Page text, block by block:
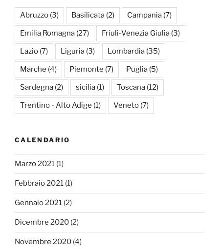
Abruzzo (3) Basilicata (2) Campania (7)
Emilia Romagna (27) Friuli-Venezia Giulia (3)
Lazio (7) Liguria (3) Lombardia (35)
Marche (4) Piemonte (7) Puglia (5)
Sardegna (2) sicilia (1) Toscana (12)
Trentino - Alto Adige (1) Veneto (7)
CALENDARIO
Marzo 2021 (1)
Febbraio 2021 (1)
Gennaio 2021 (2)
Dicembre 2020 (2)
Novembre 2020 (4)